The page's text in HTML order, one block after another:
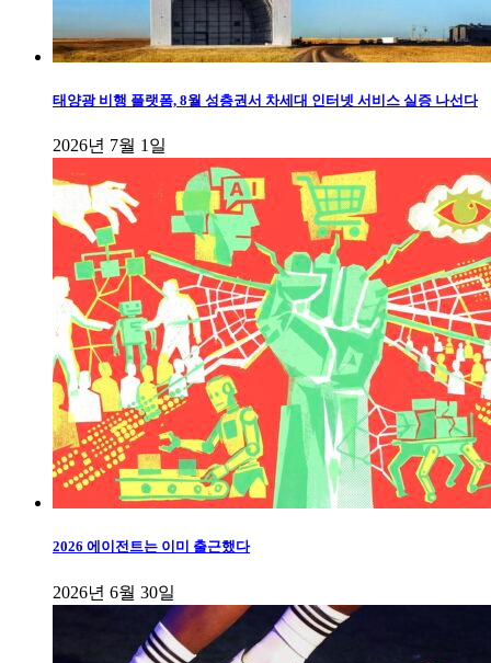
태양광 비행 플랫폼, 8월 성층권서 차세대 인터넷 서비스 실증 나선다
2026년 7월 1일
2026 에이전트는 이미 출근했다
2026년 6월 30일